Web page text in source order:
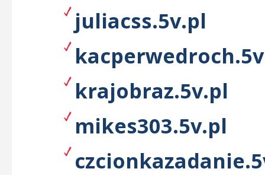
juliacss.5v.pl
krajobraz.5v.pl
mikes303.5v.pl